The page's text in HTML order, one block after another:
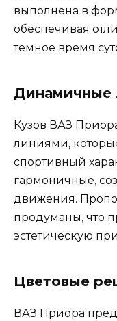
выполнена в
обеспечивая
темное время
Динамичные
Кузов ВАЗ
линиями,
спортивный
гармоничные,
движения.
продуманы, что
эстетическую
Цветовые
ВАЗ Приора